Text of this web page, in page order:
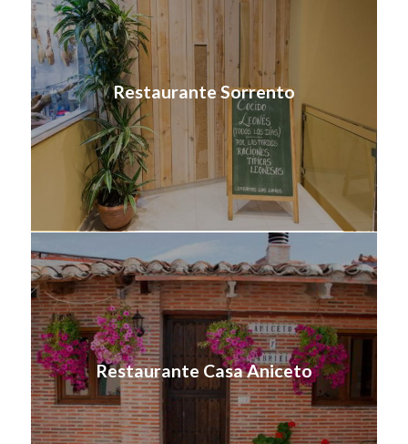
Restaurante Sorrento
Restaurante Casa Aniceto